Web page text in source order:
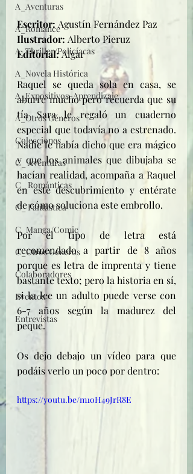
A_Aventuras
A_Romance
A_Thriller/Policíacas
A_Novela Histórica
A_Expositivos-Aprendizaje
A_Otros Géneros
Colecciones
C_ Aventuras
C_ Románticas
C_ Fantástica
C_Manga/Comic
C_Otros Géneros
Colaboradores
Eventos
Entrevistas
Escritor: Agustín Fernández Paz
Ilustrador: Alberto Pieruz
Editorial: Algar
Raquel se queda sola en casa, se
aburre mucho pero recuerda que su
tía Sara le regaló un cuaderno
especial que todavía no a estrenado.
Nadie le había dicho que era mágico
y que los animales que dibujaba se
hacían realidad, acompaña a Raquel
en este descubrimiento y entérate
de cómo soluciona este embrollo.
Por el tipo de letra está
recomendado a partir de 8 años
porque es letra de imprenta y tiene
bastante texto; pero la historia en sí,
si la lee un adulto puede verse con
6-7 años según la madurez del
peque.
Os dejo debajo un vídeo para que
podáis verlo un poco por dentro:
https://youtu.be/m1oH49JrR8E